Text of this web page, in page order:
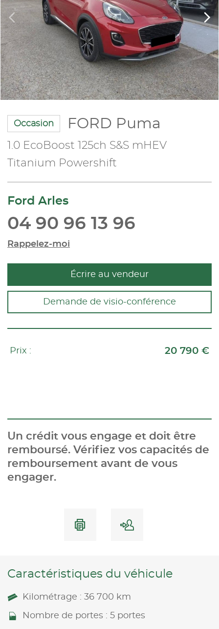
Occasion FORD Puma
1.0 EcoBoost 125ch S&S mHEV
Titanium Powershift
Ford Arles
04 90 96 13 96
Rappelez-moi
Écrire au vendeur
Demande de visio-conférence
Prix : 20 790 €
Un crédit vous engage et doit être
remboursé. Vérifiez vos capacités de
remboursement avant de vous
engager.
Caractéristiques du véhicule
Kilométrage : 36 700 km
Nombre de portes : 5 portes